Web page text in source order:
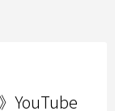
YouTube